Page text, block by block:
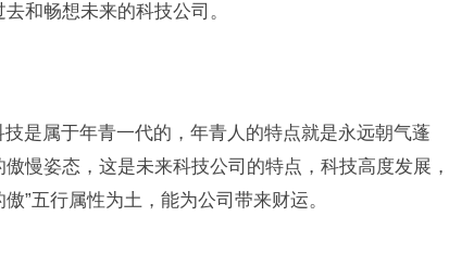
和畅想未来的科技公司。
是属于年青一代的，年青人的特点就是永远朝气蓬
慢姿态，这是未来科技公司的特点，科技高度发展，
”五行属性为土，能为公司带来财运。